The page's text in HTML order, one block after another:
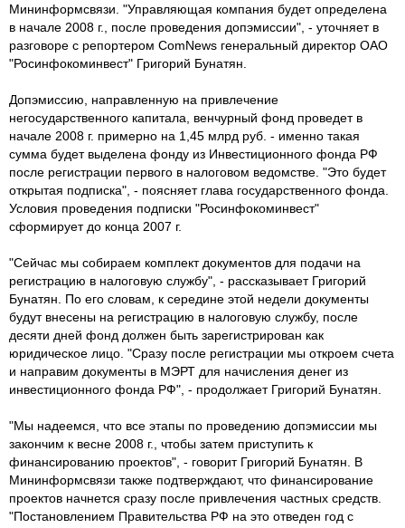
Мининформсвязи. "Управляющая компания будет определена
в начале 2008 г., после проведения допэмиссии", - уточняет в
разговоре с репортером ComNews генеральный директор ОАО
"Росинфокоминвест" Григорий Бунатян.
Допэмиссию, направленную на привлечение
негосударственного капитала, венчурный фонд проведет в
начале 2008 г. примерно на 1,45 млрд руб. - именно такая
сумма будет выделена фонду из Инвестиционного фонда РФ
после регистрации первого в налоговом ведомстве. "Это будет
открытая подписка", - поясняет глава государственного фонда.
Условия проведения подписки "Росинфокоминвест"
сформирует до конца 2007 г.
"Сейчас мы собираем комплект документов для подачи на
регистрацию в налоговую службу", - рассказывает Григорий
Бунатян. По его словам, к середине этой недели документы
будут внесены на регистрацию в налоговую службу, после
десяти дней фонд должен быть зарегистрирован как
юридическое лицо. "Сразу после регистрации мы откроем счета
и направим документы в МЭРТ для начисления денег из
инвестиционного фонда РФ", - продолжает Григорий Бунатян.
"Мы надеемся, что все этапы по проведению допэмиссии мы
закончим к весне 2008 г., чтобы затем приступить к
финансированию проектов", - говорит Григорий Бунатян. В
Мининформсвязи также подтверждают, что финансирование
проектов начнется сразу после привлечения частных средств.
"Постановлением Правительства РФ на это отведен год с